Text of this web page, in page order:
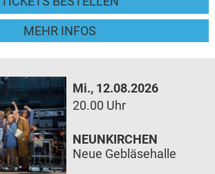
MEHR INFOS
Mi., 12.08.2026
20.00 Uhr
NEUNKIRCHEN
Neue Gebläsehalle